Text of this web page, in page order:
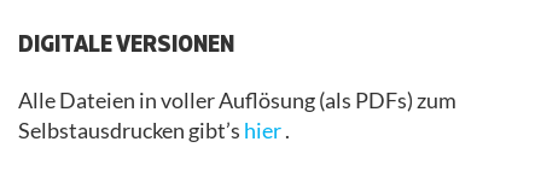
DIGITALE VERSIONEN
Alle Dateien in voller Auflösung (als PDFs) zum
Selbstausdrucken gibt’s hier.